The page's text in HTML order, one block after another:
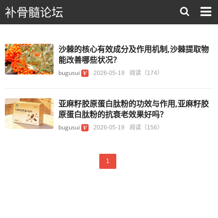
补骨髓论坛
沙棘的核心有效成分及作用机制,沙棘提取物
能改善哪些状况？
bugusui 2026-05-19 阅读（174）
亚麻籽胶原蛋白肽粉的功效与作用,亚麻籽胶
原蛋白肽粉的抗衰老效果好吗？
bugusui 2026-05-19 阅读（156）
1